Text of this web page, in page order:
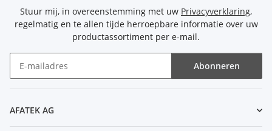
Stuur mij, in overeenstemming met uw Privacyverklaring,
regelmatig en te allen tijde herroepbare informatie over uw
productassortiment per e-mail.
Abonneren
AFATEK AG